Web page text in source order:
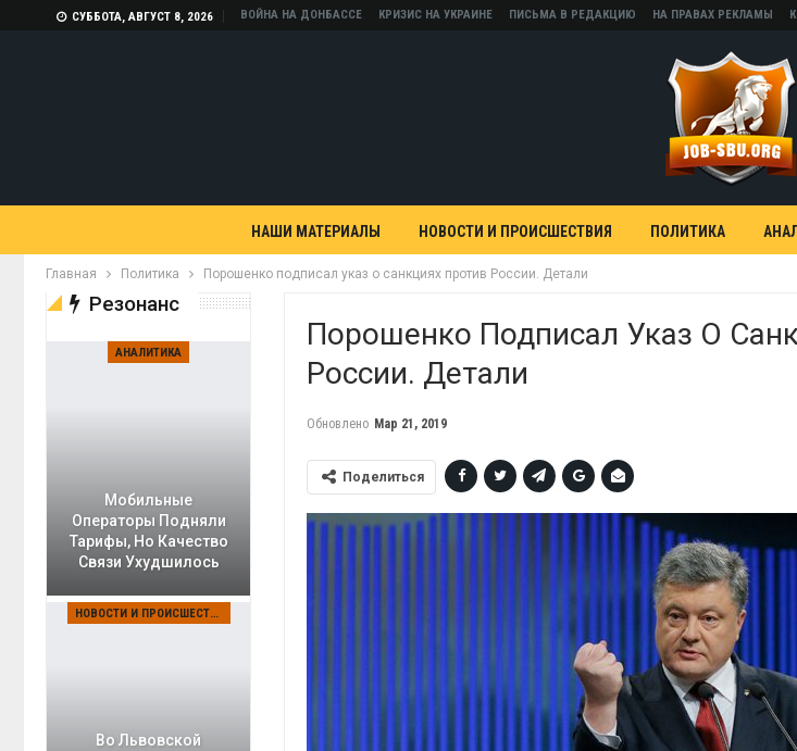
СУББОТА, АВГУСТ 8, 2026 ВОЙНА НА ДОНБАССЕ КРИЗИС НА УКРАИНЕ ПИСЬМА В РЕДАКЦИЮ НА ПРАВАХ РЕКЛАМЫ
НАШИ МАТЕРИАЛЫ НОВОСТИ И ПРОИСШЕСТВИЯ ПОЛИТИКА
Главная Политика Порошенко подписал указ о санкциях против России. Детали
Порошенко Подписал Указ О
России. Детали
Обновлено Мар 21, 2019
Поделиться
Резонанс
АНАЛИТИКА
Мобильные
Операторы Подняли
Тарифы, Но Качество
Связи Ухудшилось
НОВОСТИ И ПРОИСШЕСТВИЯ
Во Львовской